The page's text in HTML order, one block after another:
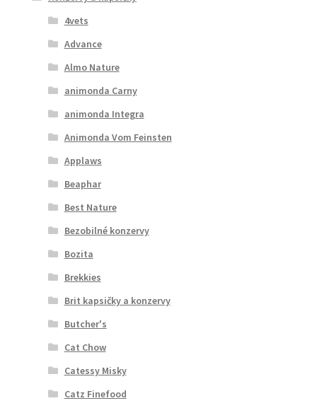
4vets
Advance
Almo Nature
animonda Carny
animonda Integra
Animonda Vom Feinsten
Applaws
Beaphar
Best Nature
Bezobilné konzervy
Bozita
Brekkies
Brit kapsičky a konzervy
Butcher's
Cat Chow
Catessy Misky
Catz Finefood